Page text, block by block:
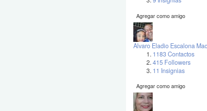
Agregar como amigo
Alvaro Eladio Escalona
1183 Contactos
415 Followers
11 Insignias
Agregar como amigo